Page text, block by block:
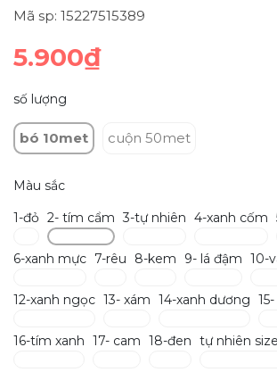
Mã sp: 15227515389
5.900₫
số lượng
bó 10met cuộn 50met
Màu sắc
1-đỏ 2- tím cẩm 3-tự nhiên 4-xanh cốm
6-xanh mực 7-rêu 8-kem 9- lá đậm 10-
12-xanh ngọc 13- xám 14-xanh dương
16-tím xanh 17- cam 18-đen tự nhiên